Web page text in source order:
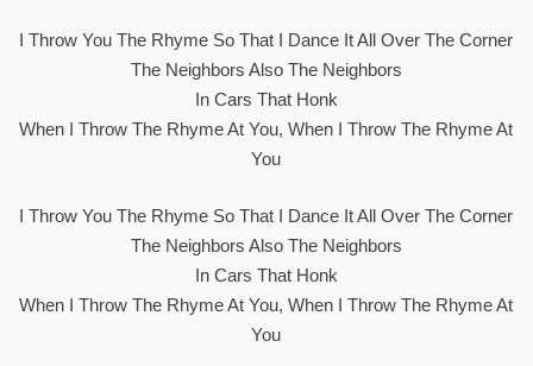
I Throw You The Rhyme So That I Dance It All Over The Corner
The Neighbors Also The Neighbors
In Cars That Honk
When I Throw The Rhyme At You, When I Throw The Rhyme At
You
I Throw You The Rhyme So That I Dance It All Over The Corner
The Neighbors Also The Neighbors
In Cars That Honk
When I Throw The Rhyme At You, When I Throw The Rhyme At
You